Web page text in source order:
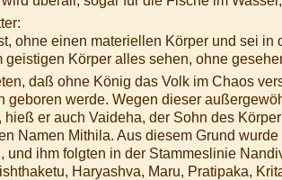
ohne einen materiellen Körper und sei
geistigen Körper alles sehen, ohne
daß ohne König das Volk im Chaos
geboren werde. Wegen dieser
hieß er auch Vaideha, der Sohn des
Namen Mithila. Aus diesem Grund
und ihm folgten in der Stammeslinie
Haryashva, Maru, Pratipaka,